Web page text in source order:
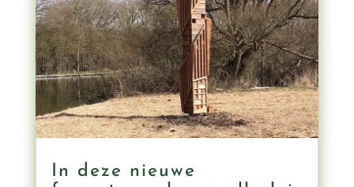
In deze nieuwe